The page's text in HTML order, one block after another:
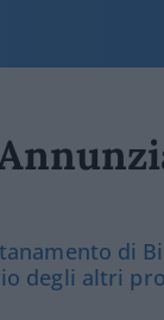
di
degli altri